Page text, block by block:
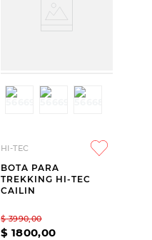
HI-TEC
BOTA PARA
TREKKING HI-TEC
CAILIN
$ 3990,00
$ 1800,00